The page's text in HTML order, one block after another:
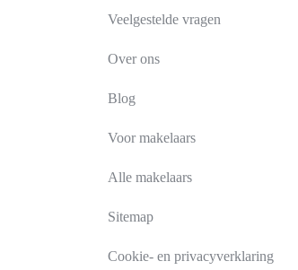
Veelgestelde vragen
Over ons
Blog
Voor makelaars
Alle makelaars
Sitemap
Cookie- en privacyverklaring